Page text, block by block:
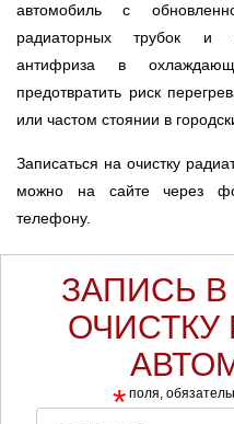
автомобиль с
радиаторных трубок и
антифриза в
предотвратить риск
или частом стоянии в
Записаться на очистку
можно на сайте через
телефону.
ЗАПИСЬ
ОЧИСТКУ
* поля,